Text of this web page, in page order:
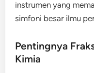
instrumen yang
simfoni besar ilmu
Pentingnya
Kimia